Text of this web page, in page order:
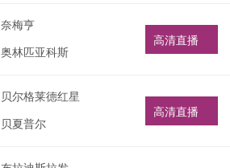
奈梅亨
奥林匹亚科斯
高清直播
贝尔格莱德红星
贝夏普尔
高清直播